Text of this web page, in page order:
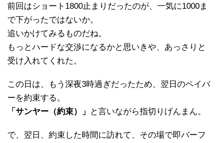
前回はショート1800止まりだったのが、一気に1000ま
で下がったではないか。
追いかけてみるものだね。
もっとハードな交渉になるかと思いきや、あっさりと
受け入れてくれた。
この日は、もう深夜3時過ぎだったため、翌日のペイバ
ーを約束する。
「サンヤー（約束）」
と言いながら指切りげんまん。
で、翌日、約束した時間に訪れて、その場で即バーフ